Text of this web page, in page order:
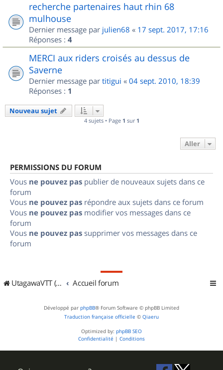
recherche partenaires haut rhin 68
mulhouse
Dernier message par julien68 « 17 sept. 2017, 17:16
Réponses : 4
MERCI aux riders croisés au dessus de
Saverne
Dernier message par titigui « 04 sept. 2010, 18:39
Réponses : 1
Nouveau sujet
4 sujets • Page 1 sur 1
Aller
PERMISSIONS DU FORUM
Vous ne pouvez pas publier de nouveaux sujets dans ce
forum
Vous ne pouvez pas répondre aux sujets dans ce forum
Vous ne pouvez pas modifier vos messages dans ce
forum
Vous ne pouvez pas supprimer vos messages dans ce
forum
UtagawaVTT (Randos VTT et VTTAE avec traces GPS) Accueil forum
Développé par phpBB® Forum Software © phpBB Limited
Traduction française officielle © Qiaeru
Optimized by: phpBB SEO
Confidentialité | Conditions